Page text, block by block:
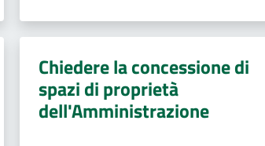
Chiedere la concessione di
spazi di proprietà
dell'Amministrazione